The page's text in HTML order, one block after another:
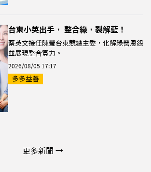
台東小英出手， 整合綠，裂解藍！
蔡英文接任陳瑩台東競總主委，化解綠營恩怨
並展現整合實力。
2026/08/05 17:17
多多益善
更多新聞 →